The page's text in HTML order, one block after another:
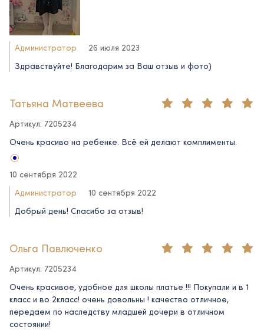
Администратор
26 июля 2023
Здравствуйте! Благодарим за Ваш отзыв и фото)
Татьяна Матвеева
Артикул: 7205234
Очень красиво на ребенке. Всё ей делают комплименты.
10 сентября 2022
Администратор
10 сентября 2022
Добрый день! Спасибо за отзыв!
Ольга Павлюченко
Артикул: 7205234
Очень красивое, удобное для школы платье !!! Покупали и в 1
класс и во 2класс! очень довольны ! качество отличное,
передаем по наследству младшей дочери в отличном
состоянии!